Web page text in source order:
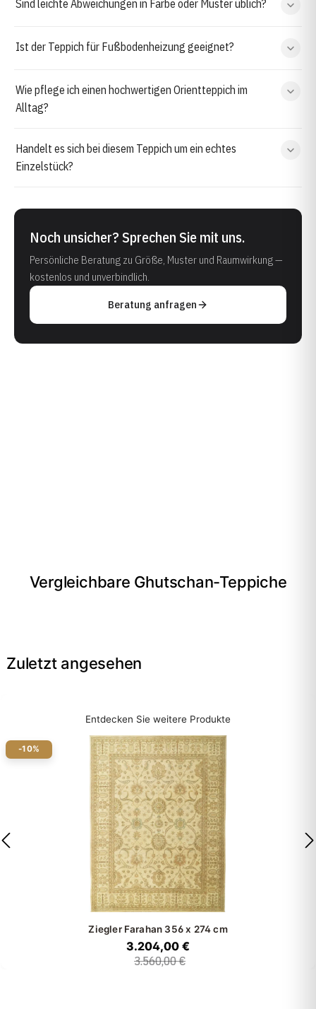
Sind leichte Abweichungen in Farbe oder Muster üblich?
Ist der Teppich für Fußbodenheizung geeignet?
Wie pflege ich einen hochwertigen Orientteppich im
Alltag?
Handelt es sich bei diesem Teppich um ein echtes
Einzelstück?
Noch unsicher? Sprechen Sie mit uns.
Persönliche Beratung zu Größe, Muster und Raumwirkung —
kostenlos und unverbindlich.
Beratung anfragen
Vergleichbare Ghutschan-Teppiche
Zuletzt angesehen
Entdecken Sie weitere Produkte
-10%
Ziegler Farahan 356 x 274 cm
3.204,00 €
3.560,00 €